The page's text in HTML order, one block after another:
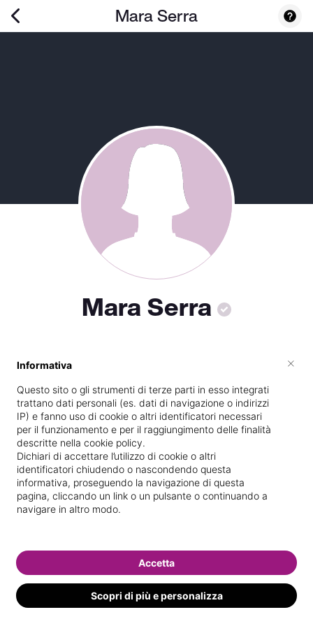
Mara Serra
Mara Serra
Specializzata in
benessere
Vedi le informazioni di Mara
Informativa
Questo sito o gli strumenti di terze parti in esso integrati
trattano dati personali (es. dati di navigazione o indirizzi
IP) e fanno uso di cookie o altri identificatori necessari
per il funzionamento e per il raggiungimento delle finalità
descritte nella cookie policy.
Dichiari di accettare l’utilizzo di cookie o altri
identificatori chiudendo o nascondendo questa
informativa, proseguendo la navigazione di questa
pagina, cliccando un link o un pulsante o continuando a
navigare in altro modo.
Scopri di più e personalizza
Accetta
×